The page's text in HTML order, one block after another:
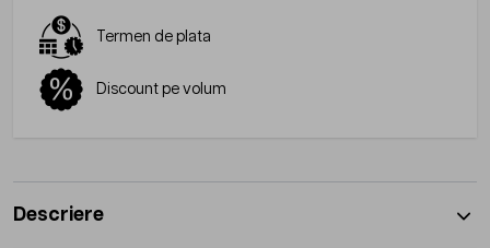
Termen de plata
Discount pe volum
Descriere